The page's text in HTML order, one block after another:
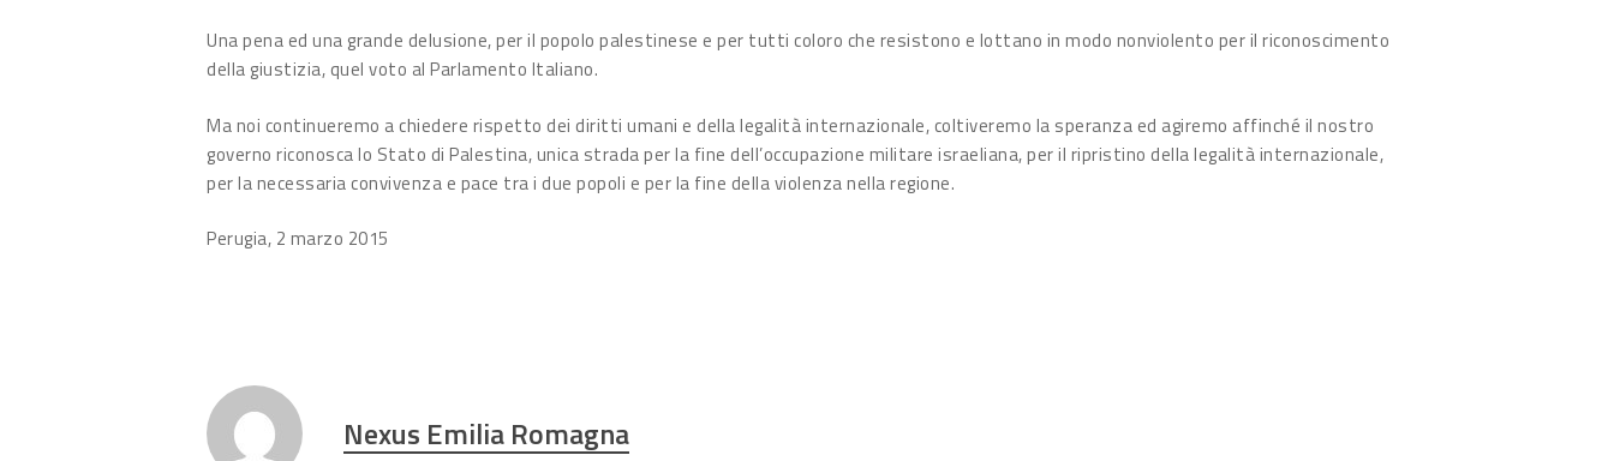
Una pena ed una grande delusione, per il popolo palestinese e per tutti coloro che resistono e lottano in modo nonviolento per il riconoscimento
della giustizia, quel voto al Parlamento Italiano.
Ma noi continueremo a chiedere rispetto dei diritti umani e della legalità internazionale, coltiveremo la speranza ed agiremo affinché il nostro
governo riconosca lo Stato di Palestina, unica strada per la fine dell’occupazione militare israeliana, per il ripristino della legalità internazionale,
per la necessaria convivenza e pace tra i due popoli e per la fine della violenza nella regione.
Perugia, 2 marzo 2015
Nexus Emilia Romagna